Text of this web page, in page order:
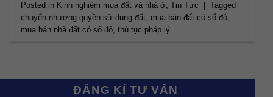
Posted in Kinh nghiệm mua đất và nhà ở,Tin Tức
Tagged
chuyển nhượng quyền sử dụng đất, mua bán đất có sổ đỏ,
mua bán nhà đất có sổ đỏ,thủ tục pháp lý
ĐĂNG KÍ TƯ VẤN